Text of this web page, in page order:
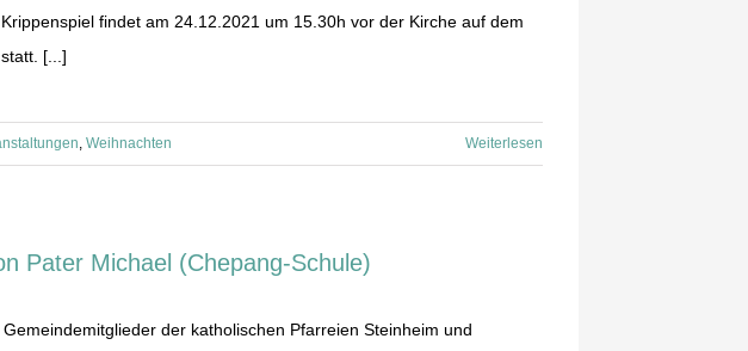
findet am 24.12.2021 um 15.30h vor der Kirche auf dem
[...]
, Weihnachten Weiterlesen
Pater Michael (Chepang-Schule)
der katholischen Pfarreien Steinheim und